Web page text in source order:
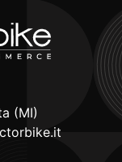
(MI)